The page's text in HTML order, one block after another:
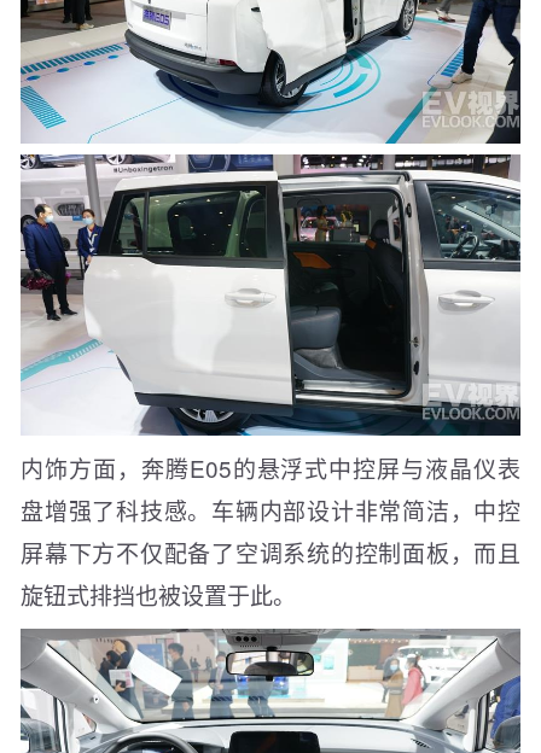
内饰方面，奔腾E05的悬浮式中控屏与液晶仪表
盘增强了科技感。车辆内部设计非常简洁，中控
屏幕下方不仅配备了空调系统的控制面板，而且
旋钮式排挡也被设置于此。